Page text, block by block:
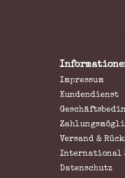
Impressum
Kundendienst
Versand &
International
Datenschutz